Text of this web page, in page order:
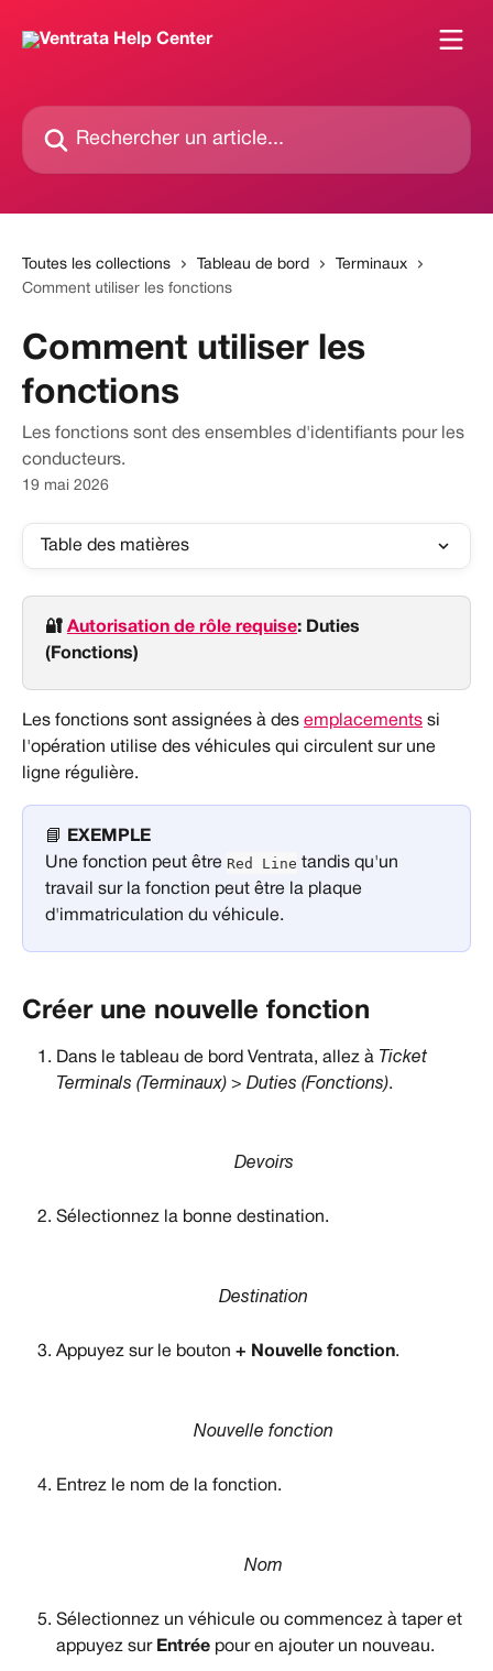
Rechercher un article...
Toutes les collections Tableau de bord
Terminaux
Comment utiliser les fonctions
Comment utiliser les
fonctions
Les fonctions sont des ensembles d'identifiants pour les
conducteurs.
19 mai 2026
Table des matières
🔐 Autorisation de rôle requise: Duties
(Fonctions)
Les fonctions sont assignées à des emplacements si
l'opération utilise des véhicules qui circulent sur une
ligne régulière.
📘
EXEMPLE
Une fonction peut être Red Line tandis qu'un
travail sur la fonction peut être la plaque
d'immatriculation du véhicule.
Créer une nouvelle fonction
Dans le tableau de bord Ventrata, allez à Ticket
Terminals (Terminaux) > Duties (Fonctions).
Devoirs
Sélectionnez la bonne destination.
Destination
Appuyez sur le bouton + Nouvelle fonction.
Nouvelle fonction
Entrez le nom de la fonction.
Nom
Sélectionnez un véhicule ou commencez à taper et
appuyez sur Entrée pour en ajouter un nouveau.